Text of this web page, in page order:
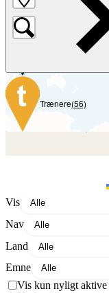
(19)
Trænere(56)
Vis
Nav
Land
Emne
Vis kun nyligt aktive